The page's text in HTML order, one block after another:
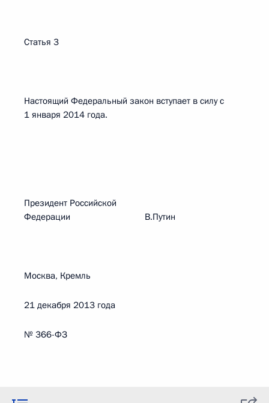
Статья 3
Настоящий Федеральный закон вступает в силу с
1 января 2014 года.
Президент Российской
Федерации В.Путин
Москва, Кремль
21 декабря 2013 года
№ 366-ФЗ